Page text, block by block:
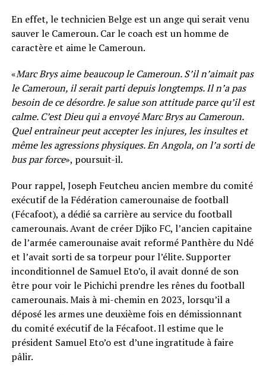
En effet, le technicien Belge est un ange qui serait venu
sauver le Cameroun. Car le coach est un homme de
caractère et aime le Cameroun.
«Marc Brys aime beaucoup le Cameroun. S’il n’aimait pas
le Cameroun, il serait parti depuis longtemps. Il n’a pas
besoin de ce désordre. Je salue son attitude parce qu’il est
calme. C’est Dieu qui a envoyé Marc Brys au Cameroun.
Quel entraîneur peut accepter les injures, les insultes et
même les agressions physiques. En Angola, on l’a sorti de
bus par force», poursuit-il.
Pour rappel, Joseph Feutcheu ancien membre du comité
exécutif de la Fédération camerounaise de football
(Fécafoot), a dédié sa carrière au service du football
camerounais. Avant de créer Djiko FC, l’ancien capitaine
de l’armée camerounaise avait reformé Panthère du Ndé
et l’avait sorti de sa torpeur pour l’élite. Supporter
inconditionnel de Samuel Eto’o, il avait donné de son
être pour voir le Pichichi prendre les rênes du football
camerounais. Mais à mi-chemin en 2023, lorsqu’il a
déposé les armes une deuxième fois en démissionnant
du comité exécutif de la Fécafoot. Il estime que le
président Samuel Eto’o est d’une ingratitude à faire
pâlir.